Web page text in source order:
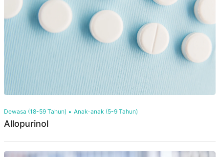
Dewasa (18-59 Tahun) Anak-anak (5-9 Tahun)
Allopurinol